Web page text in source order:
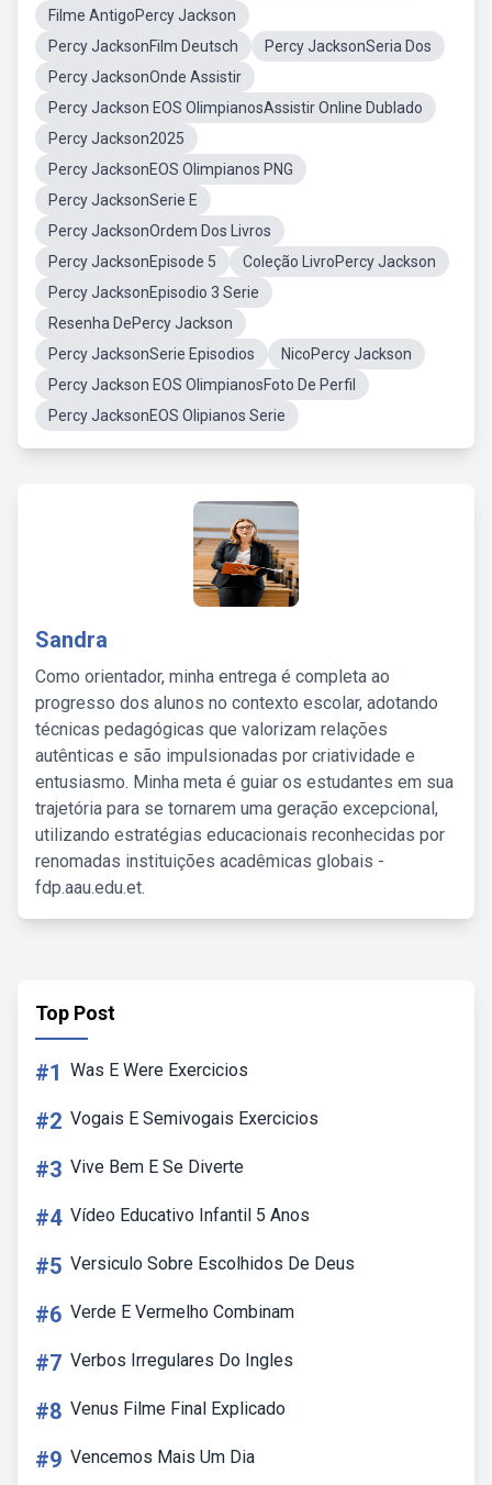
Filme AntigoPercy Jackson
Percy JacksonFilm Deutsch
Percy JacksonSeria Dos
Percy JacksonOnde Assistir
Percy Jackson EOS OlimpianosAssistir Online Dublado
Percy Jackson2025
Percy JacksonEOS Olimpianos PNG
Percy JacksonSerie E
Percy JacksonOrdem Dos Livros
Percy JacksonEpisode 5
Coleção LivroPercy Jackson
Percy JacksonEpisodio 3 Serie
Resenha DePercy Jackson
Percy JacksonSerie Episodios
NicoPercy Jackson
Percy Jackson EOS OlimpianosFoto De Perfil
Percy JacksonEOS Olipianos Serie
Sandra
Como orientador, minha entrega é completa ao
progresso dos alunos no contexto escolar, adotando
técnicas pedagógicas que valorizam relações
autênticas e são impulsionadas por criatividade e
entusiasmo. Minha meta é guiar os estudantes em sua
trajetória para se tornarem uma geração excepcional,
utilizando estratégias educacionais reconhecidas por
renomadas instituições acadêmicas globais -
fdp.aau.edu.et.
Top Post
#1 Was E Were Exercicios
#2 Vogais E Semivogais Exercicios
#3 Vive Bem E Se Diverte
#4 Vídeo Educativo Infantil 5 Anos
#5 Versiculo Sobre Escolhidos De Deus
#6 Verde E Vermelho Combinam
#7 Verbos Irregulares Do Ingles
#8 Venus Filme Final Explicado
#9 Vencemos Mais Um Dia